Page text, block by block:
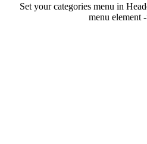
Set your categories menu in
menu element